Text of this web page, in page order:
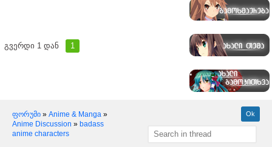
გვერდი 1 დან 1
ფორუმი » Anime & Manga »
Anime Discussion » badass
anime characters